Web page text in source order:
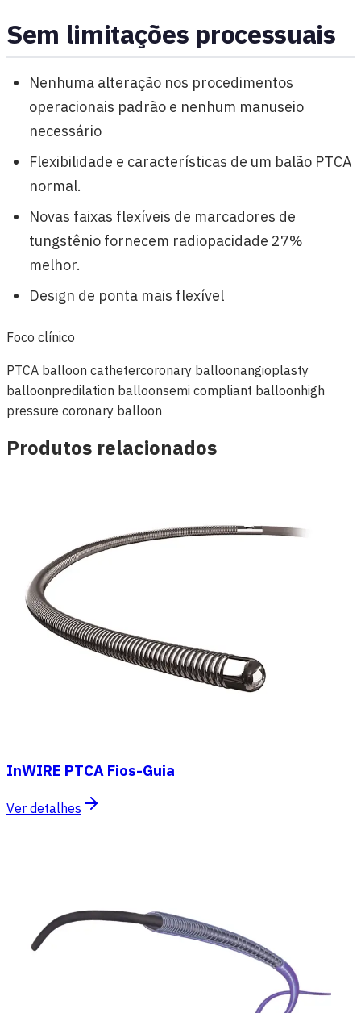
Sem limitações processuais
Nenhuma alteração nos procedimentos
operacionais padrão e nenhum manuseio
necessário
Flexibilidade e características de um balão PTCA
normal.
Novas faixas flexíveis de marcadores de
tungstênio fornecem radiopacidade 27%
melhor.
Design de ponta mais flexível
Foco clínico
PTCA balloon cathetercoronary balloonangioplasty
balloonpredilation balloonsemi compliant balloon high
pressure coronary balloon
Produtos relacionados
InWIRE PTCA Fios-Guia
Ver detalhes